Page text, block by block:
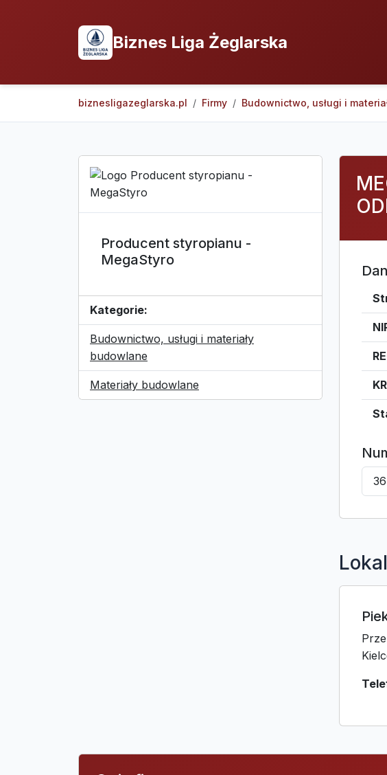
Biznes Liga Żeglarska
biznesligazeglarska.pl Firmy Budownictwo, usługi i
Producent styropianu -
MegaStyro
Kategorie:
Budownictwo, usługi i materiały
budowlane
Materiały budowlane